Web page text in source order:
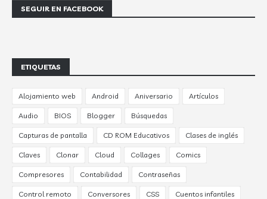
SEGUIR EN FACEBOOK
ETIQUETAS
Alojamiento web Android Aniversario Artículos
Audio BIOS Blogger Búsquedas
Capturas de pantalla CD ROM Educativos Clases de inglés
Claves Clonar Cloud Collages Comics
Compresores Contabilidad Contraseñas
Control remoto Conversores CSS Cuentos infantiles